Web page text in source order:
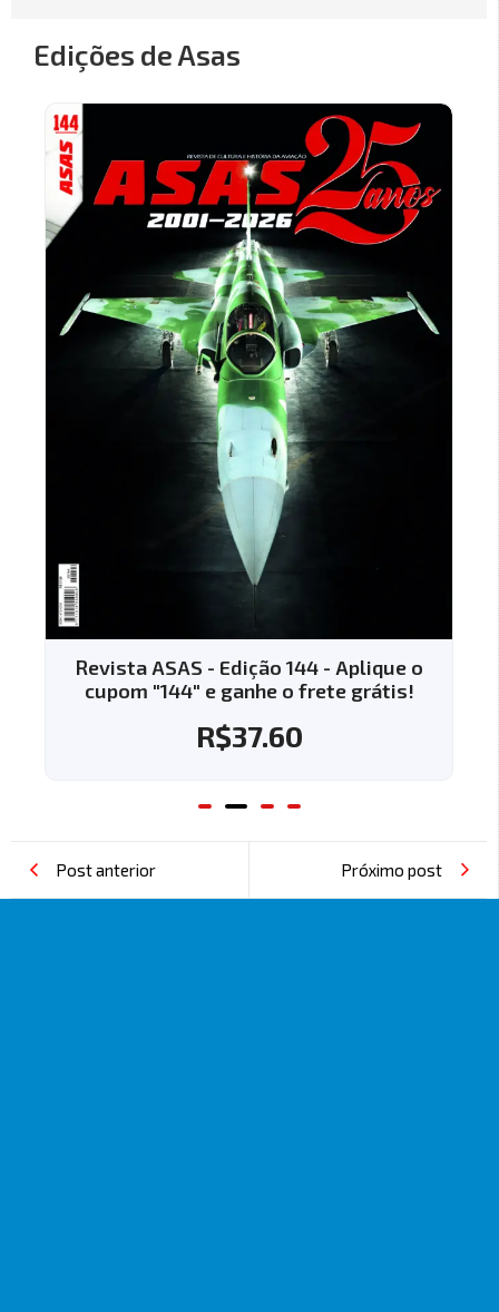
Edições de Asas
Revista ASAS - Edição 144 - Aplique o
cupom "144" e ganhe o frete grátis!
R$37.60
Post anterior Próximo post